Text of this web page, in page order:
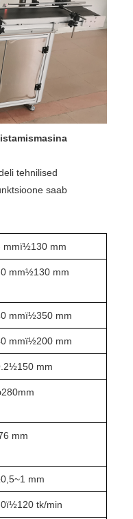
tehnilised
saab
mmï½130 mm
mm½130 mm
0 mmï½350 mm
0 mmï½200 mm
.2½150 mm
280mm
mm
0,5~1 mm
0ï½1 20 tk/min